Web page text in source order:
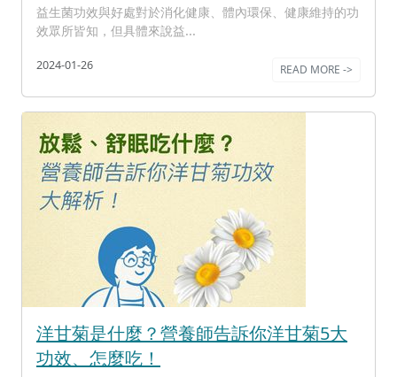
益生菌功效與好處對於消化健康、體內環保、健康維持的功
效眾所皆知，但具體來說益...
2024-01-26 READ MORE ->
洋甘菊是什麼？營養師告訴你洋甘菊5大
功效、怎麼吃！